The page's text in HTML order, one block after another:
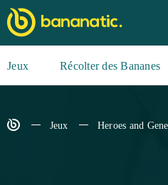
Jeux Récolter des Bananes
Jeux Heroes and